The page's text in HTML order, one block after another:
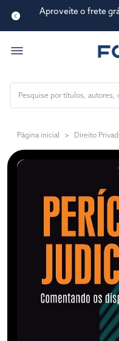
Aproveite o frete
Página inicial > Direito